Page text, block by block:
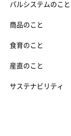
パルシステムのこと
商品のこと
食育のこと
産直のこと
サステナビリティ